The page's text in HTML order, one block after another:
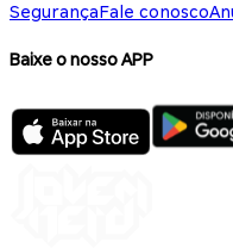
SegurançaFale conosco
Baixe o nosso APP